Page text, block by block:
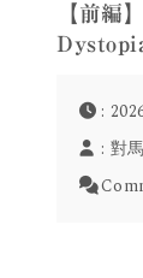
【前
:
: 對